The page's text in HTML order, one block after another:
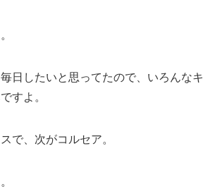
日したいと思ってたので、いろんなキ
すよ。
で、次がコルセア。